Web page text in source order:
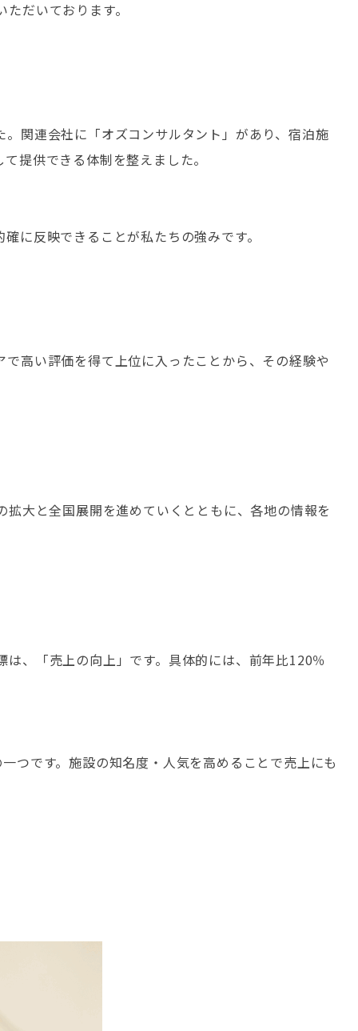
だいております。
関連会社に「オズコンサルタント」があり、宿泊施
提供できる体制を整えました。
に反映できることが私たちの強みです。
高い評価を得て上位に入ったことから、その経験や
大と全国展開を進めていくとともに、各地の情報を
、「売上の向上」です。具体的には、前年比120％
つです。施設の知名度・人気を高めることで売上にも